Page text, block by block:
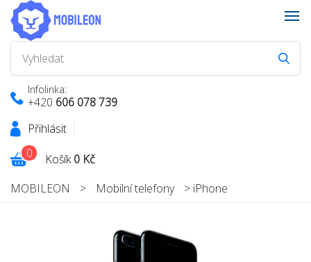
Infolinka:
+420 606 078 739
Přihlásit
Košík0 Kč
0
MOBILEON > Mobilní telefony > iPhone